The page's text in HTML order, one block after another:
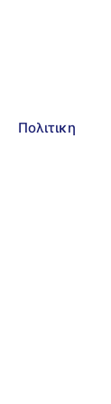
Πολιτικη